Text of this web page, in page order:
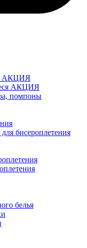
АКЦИЯ
АКЦИЯ
помпоны
бисероплетения
белья